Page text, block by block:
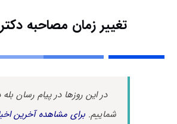
تغییر زمان مصاحبه دکتری
در این روزها در پیام رسان بله
شماییم.برای مشاهده آخرین